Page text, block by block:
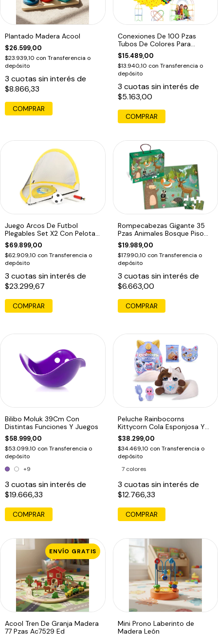
Plantado Madera Acool
$26.599,00
$23.939,10 con Transferencia o
depósito
3 cuotas sin interés de
$8.866,33
COMPRAR
Conexiones De 100 Pzas
Tubos De Colores Para
Construir
$15.489,00
$13.940,10 con Transferencia o
depósito
3 cuotas sin interés de
$5.163,00
COMPRAR
Juego Arcos De Futbol
Plegables Set X2 Con Pelota
120x86cm
$69.899,00
$62.909,10 con Transferencia o
depósito
3 cuotas sin interés de
$23.299,67
COMPRAR
Rompecabezas Gigante 35
Pzas Animales Bosque Piso
Puzzle Edu
$19.989,00
$17.990,10 con Transferencia o
depósito
3 cuotas sin interés de
$6.663,00
Bilibo Moluk 39Cm Con
Distintas Funciones Y Juegos
$58.999,00
$53.099,10 con Transferencia o
depósito
+9
3 cuotas sin interés de
$19.666,33
COMPRAR
Peluche Rainbocorns
Kittycorn Cola Esponjosa Y
10 Sorpresas
$38.299,00
$34.469,10 con Transferencia o
depósito
7 colores
3 cuotas sin interés de
$12.766,33
COMPRAR
ENVÍO GRATIS
Acool Tren De Granja Madera
77 Pzas Ac7529 Ed
Mini Prono Laberinto de
Madera León